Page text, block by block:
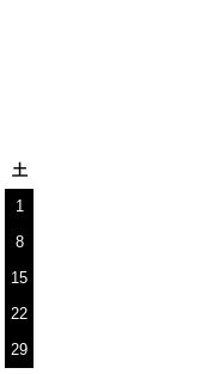
土
1
8
15
22
29